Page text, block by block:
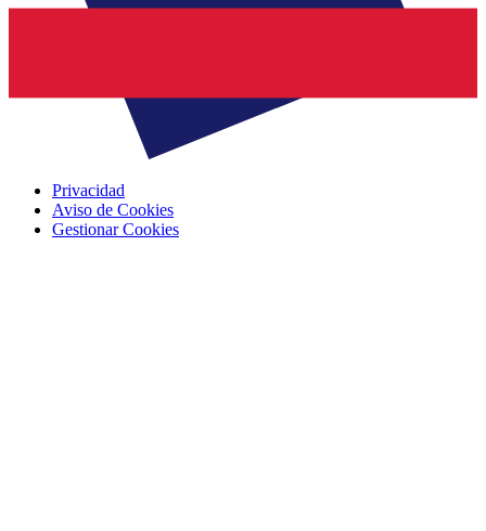
Privacidad
Aviso de Cookies
Gestionar Cookies